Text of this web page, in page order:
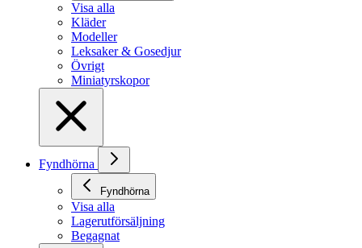
Visa alla
Kläder
Modeller
Leksaker & Gosedjur
Övrigt
Miniatyrskopor
Fyndhörna
Fyndhörna
Visa alla
Lagerutförsäljning
Begagnat